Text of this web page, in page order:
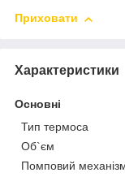
Приховати
Характеристики
Основні
Тип термоса
Об`єм
Помповий